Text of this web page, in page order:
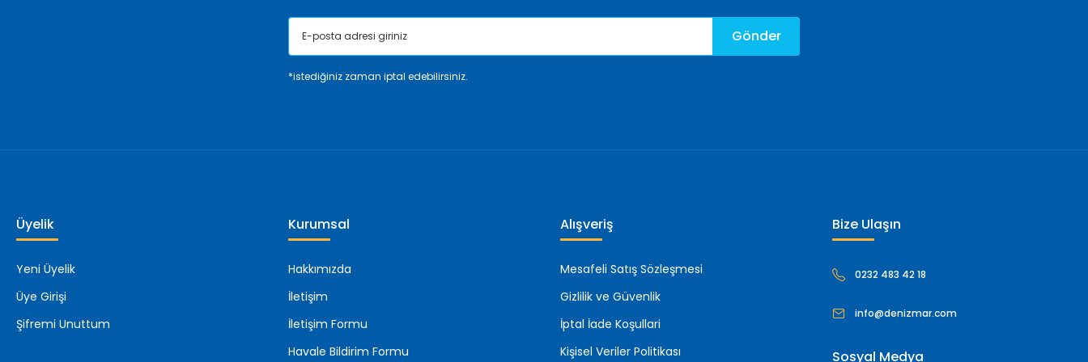
Gönder
*istediğiniz zaman iptal edebilirsiniz.
Üyelik
Yeni Üyelik
Üye Girişi
Şifremi Unuttum
Kurumsal
Hakkımızda
İletişim
İletişim Formu
Havale Bildirim Formu
Alışveriş
Mesafeli Satış Sözleşmesi
Gizlilik ve Güvenlik
İptal İade Koşullari
Kişisel Veriler Politikası
Bize Ulaşın
0232 483 42 18
info@denizmar.com
Sosyal Medya